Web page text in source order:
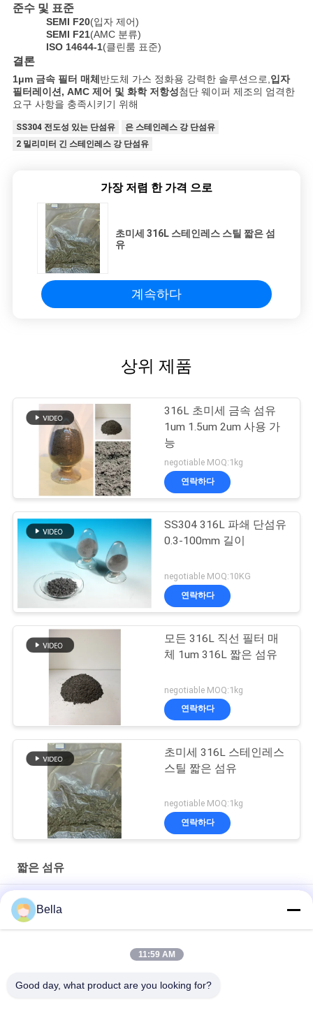
호
정
책
준수 및 표준
SEMI F20(입자 제어)
SEMI F21(AMC 분류)
ISO 14644-1(클린룸 표준)
결론
1μm 금속 필터 매체 반도체 가스 정화용 강력한 솔루션으로,입자
필터레이션, AMC 제어 및 화학 저항성첨단 웨이퍼 제조의 엄격한
요구 사항을 충족시키기 위해
SS304 전도성 있는 단섬유
은 스테인레스 강 단섬유
2 밀리미터 긴 스테인레스 강 단섬유
가장 저렴 한 가격 으로
초미세 316L 스테인레스 스틸 짧은 섬
유
계속하다
상위 제품
316L 초미세 금속 섬유
1um 1.5um 2um 사용 가
능
negotiable MOQ:1kg
연락하다
SS304 316L 파쇄 단섬유
0.3-100mm 길이
negotiable MOQ:10KG
연락하다
모든 316L 직선 필터 매
체 1um 316L 짧은 섬유
negotiable MOQ:1kg
연락하다
초미세 316L 스테인레스
스틸 짧은 섬유
negotiable MOQ:1kg
연락하다
짧은 섬유
316L 고온 저항 짧은 SS 섬유, 12um 33mm 길이 항 정적 섬유
스테인리스 스틸 짧은 섬유 1mm-100mm 길이
316LSS 고온 레지스턴트 단섬유, 5 밀리미터 장기간 반대 정전기
Bella
11:59 AM
Good day, what product are you looking for?